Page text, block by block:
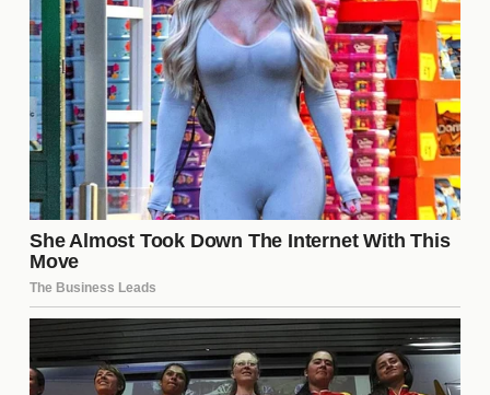
El simbolismo de los celos
Los celos
en "Esref Ruya" también tienen un fuerte
simbolismo. Representan no solo la inseguridad y el
miedo a perder a alguien, sino también la lucha
interna que cada personaje enfrenta. Este
simbolismo añade una capa de complejidad a la
serie, permitiendo que los espectadores reflexionen
sobre sus propias experiencias y emociones.
Lecciones sobre los celos
A través de las experiencias de los personajes,